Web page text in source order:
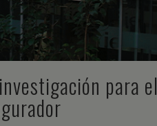
para el